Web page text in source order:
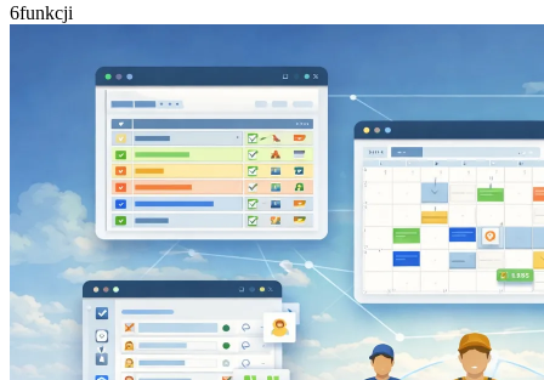
6funkcji